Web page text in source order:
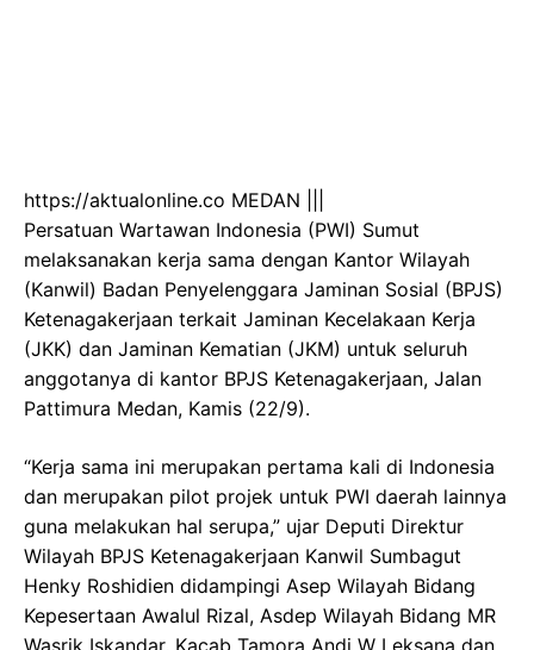
https://aktualonline.co MEDAN |||
Persatuan Wartawan Indonesia (PWI) Sumut
melaksanakan kerja sama dengan Kantor Wilayah
(Kanwil) Badan Penyelenggara Jaminan Sosial (BPJS)
Ketenagakerjaan terkait Jaminan Kecelakaan Kerja
(JKK) dan Jaminan Kematian (JKM) untuk seluruh
anggotanya di kantor BPJS Ketenagakerjaan, Jalan
Pattimura Medan, Kamis (22/9).
“Kerja sama ini merupakan pertama kali di Indonesia
dan merupakan pilot projek untuk PWI daerah lainnya
guna melakukan hal serupa,” ujar Deputi Direktur
Wilayah BPJS Ketenagakerjaan Kanwil Sumbagut
Henky Roshidien didampingi Asep Wilayah Bidang
Kepesertaan Awalul Rizal, Asdep Wilayah Bidang MR
Wasrik Iskandar, Kacab Tamora Andi W Leksana dan